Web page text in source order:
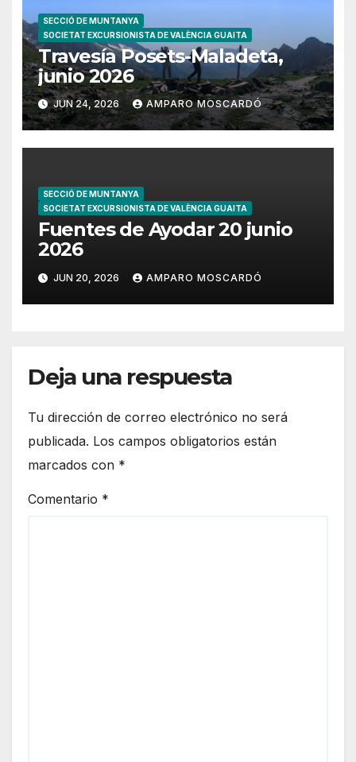
SECCIÓ DE MUNTANYA
SOCIETAT EXCURSIONISTA DE VALÈNCIA GUAITA
Travesía Posets-Maladeta,
junio 2026
JUN 24, 2026 AMPARO MOSCARDÓ
SECCIÓ DE MUNTANYA
SOCIETAT EXCURSIONISTA DE VALÈNCIA GUAITA
Fuentes de Ayodar 20 junio
2026
JUN 20, 2026 AMPARO MOSCARDÓ
Deja una respuesta
Tu dirección de correo electrónico no será
publicada. Los campos obligatorios están
marcados con *
Comentario *